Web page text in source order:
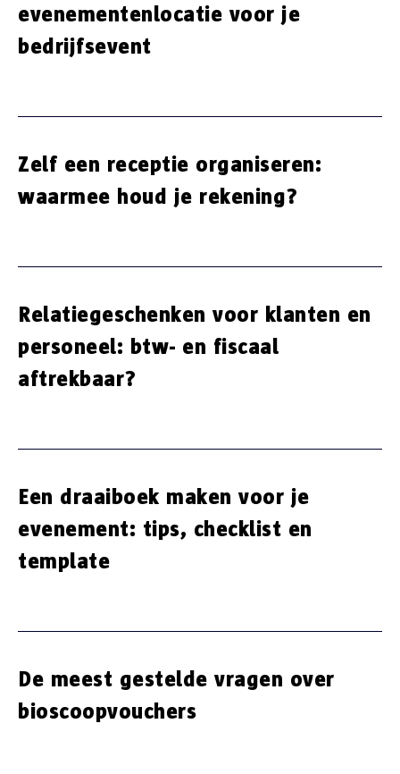
evenementenlocatie voor je
bedrijfsevent
Zelf een receptie organiseren:
waarmee houd je rekening?
Relatiegeschenken voor klanten en
personeel: btw- en fiscaal
aftrekbaar?
Een draaiboek maken voor je
evenement: tips, checklist en
template
De meest gestelde vragen over
bioscoopvouchers